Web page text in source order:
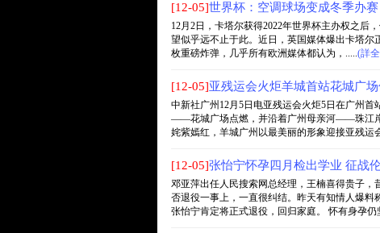
[12-05]世界杯：空调球场变成冬季办
12月2日，卡塔尔获得2022年世界杯主办权之后
望似乎远不止于此。近日，英国媒体爆出卡塔尔
枚重磅炸弹，几乎所有欧洲媒体都认为，.....(詳
[12-05]亚残运会火炬羊城首站花城广
中新社广州12月5日电亚残运会火炬5日在广州
——花城广场点燃，并沿着广州母亲河——珠江岸
姹紫嫣红，羊城广州以最美丽的形象迎接亚残运
[12-05]张怡宁怀孕四月检出学业 征战
邓亚萍出任人民搜索网总经理，王楠喜得贵子
否退役一事上，一直很纠结。昨天有知情人爆
张怡宁肯定将正式退役，回归家庭。 怀有身孕仍